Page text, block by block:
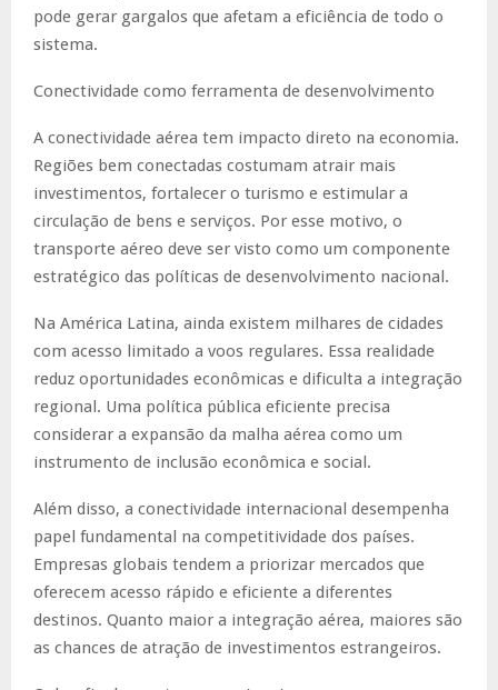
pode gerar gargalos que afetam a eficiência de todo o
sistema.
Conectividade como ferramenta de desenvolvimento
A conectividade aérea tem impacto direto na economia.
Regiões bem conectadas costumam atrair mais
investimentos, fortalecer o turismo e estimular a
circulação de bens e serviços. Por esse motivo, o
transporte aéreo deve ser visto como um componente
estratégico das políticas de desenvolvimento nacional.
Na América Latina, ainda existem milhares de cidades
com acesso limitado a voos regulares. Essa realidade
reduz oportunidades econômicas e dificulta a integração
regional. Uma política pública eficiente precisa
considerar a expansão da malha aérea como um
instrumento de inclusão econômica e social.
Além disso, a conectividade internacional desempenha
papel fundamental na competitividade dos países.
Empresas globais tendem a priorizar mercados que
oferecem acesso rápido e eficiente a diferentes
destinos. Quanto maior a integração aérea, maiores são
as chances de atração de investimentos estrangeiros.